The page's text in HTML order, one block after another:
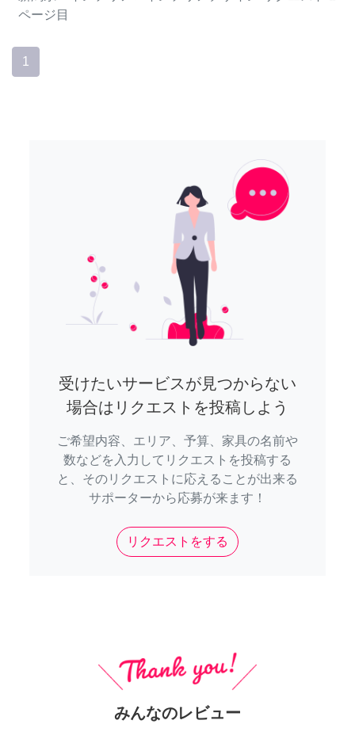
ページ目
1
受けたいサービスが見つからない
場合はリクエストを投稿しよう
ご希望内容、エリア、予算、家具の名前や
数などを入力してリクエストを投稿する
と、そのリクエストに応えることが出来る
サポーターから応募が来ます！
リクエストをする
みんなのレビュー